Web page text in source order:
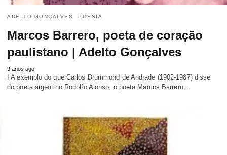
ADELTO GONÇALVES POESIA
Marcos Barrero, poeta de coração
paulistano | Adelto Gonçalves
9 anos ago
I A exemplo do que Carlos Drummond de Andrade (1902-1987) disse
do poeta argentino Rodolfo Alonso, o poeta Marcos Barrero…